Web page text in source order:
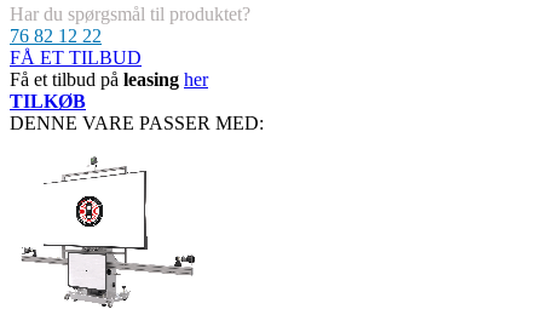
Har du spørgsmål til produktet?
76 82 12 22
FÅ ET TILBUD
Få et tilbud på leasing her
TILKØB
DENNE VARE PASSER MED: